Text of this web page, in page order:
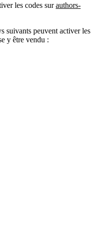
les codes surauthors-
suivants peuvent activer les
y être vendu :